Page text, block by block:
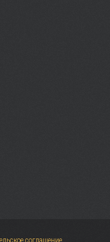
соглашение